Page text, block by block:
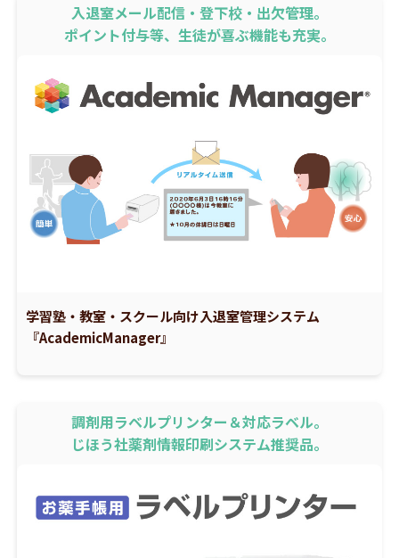
入退室メール配信・登下校・出欠管理。
ポイント付与等、生徒が喜ぶ機能も充実。
学習塾・教室・スクール向け入退室管理システム
『AcademicManager』
調剤用ラベルプリンター＆対応ラベル。
じほう社薬剤情報印刷システム推奨品。